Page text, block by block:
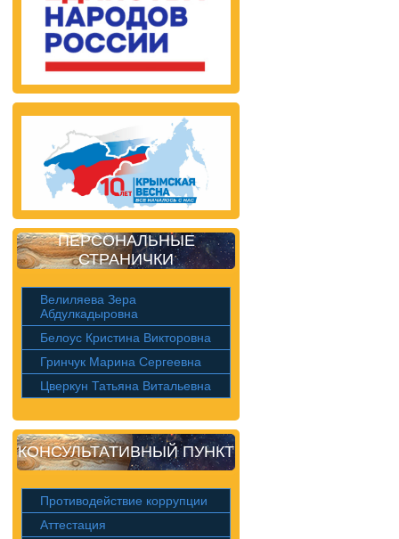
ПЕРСОНАЛЬНЫЕ
СТРАНИЧКИ
Велиляева Зера
Абдулкадыровна
Белоус Кристина Викторовна
Гринчук Марина Сергеевна
Цверкун Татьяна Витальевна
КОНСУЛЬТАТИВНЫЙ ПУНКТ
Противодействие коррупции
Аттестация